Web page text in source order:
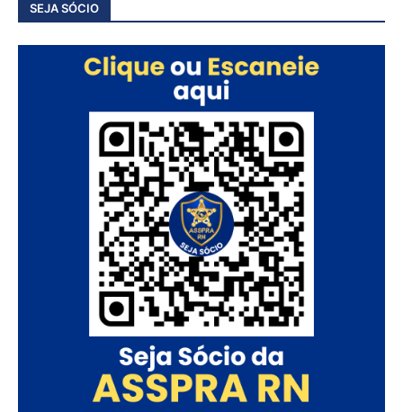
SEJA SÓCIO